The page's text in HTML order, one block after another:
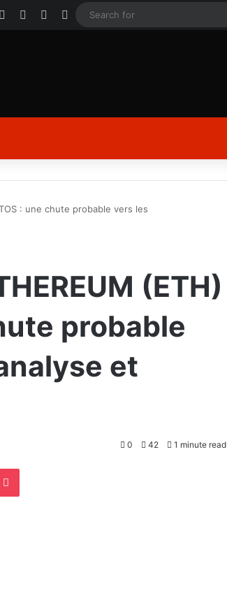
YouTubeInstagram
Log In
: une chute probable vers les
(ETH)
probable
et
0 42 1 minute read
Pocket